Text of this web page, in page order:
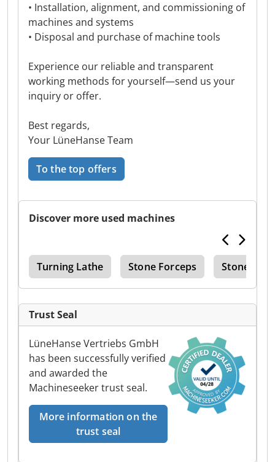
• Installation, alignment, and commissioning of
machines and systems
• Disposal and purchase of machine tools
Experience our reliable and transparent
working methods for yourself—send us your
inquiry or offer.
Best regards,
Your LüneHanse Team
To the top offers
Discover more used machines
Turning Lathe Stone Forceps Stone
Trust Seal
LüneHanse Vertriebs GmbH
has been successfully verified
and awarded the
Machineseeker trust seal.
More information on the
trust seal